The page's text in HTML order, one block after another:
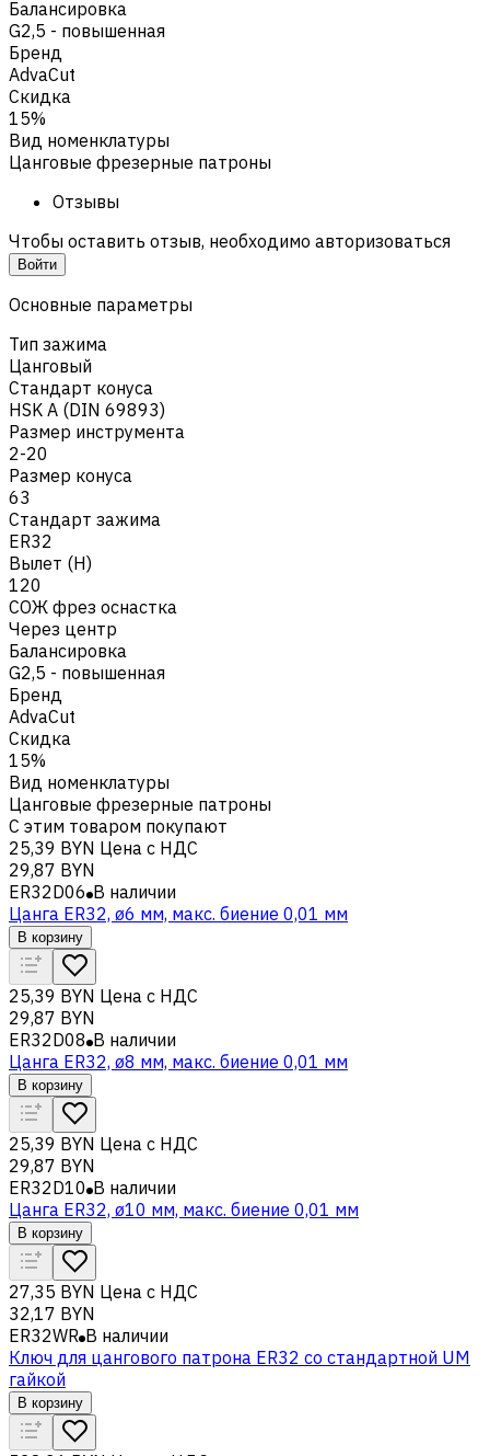
Балансировка
G2,5 - повышенная
Бренд
AdvaCut
Скидка
15%
Вид номенклатуры
Цанговые фрезерные патроны
Отзывы
Чтобы оставить отзыв, необходимо авторизоваться
Войти
Основные параметры
Тип зажима
Цанговый
Стандарт конуса
HSK A (DIN 69893)
Размер инструмента
2-20
Размер конуса
63
Стандарт зажима
ER32
Вылет (H)
120
СОЖ фрез оснастка
Через центр
Балансировка
G2,5 - повышенная
Бренд
AdvaCut
Скидка
15%
Вид номенклатуры
Цанговые фрезерные патроны
С этим товаром покупают
25,39 BYN Цена с НДС
29,87 BYN
ER32D06 В наличии
Цанга ER32, ø6 мм, макс. биение 0,01 мм
В корзину
25,39 BYN Цена с НДС
29,87 BYN
ER32D08 В наличии
Цанга ER32, ø8 мм, макс. биение 0,01 мм
В корзину
25,39 BYN Цена с НДС
29,87 BYN
ER32D10 В наличии
Цанга ER32, ø10 мм, макс. биение 0,01 мм
В корзину
27,35 BYN Цена с НДС
32,17 BYN
ER32WR В наличии
Ключ для цангового патрона ER32 со стандартной UM
гайкой
В корзину